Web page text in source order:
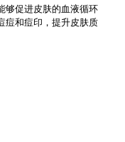
够促进皮肤的血液循环
痘和痘印，提升皮肤质